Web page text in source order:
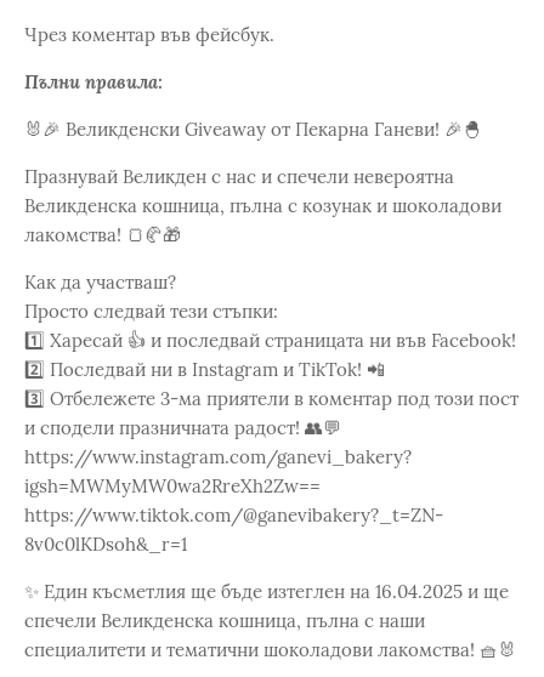
Чрез коментар във фейсбук.
Пълни правила:
🐰🎉 Великденски Giveaway от Пекарна Ганеви! 🎉🐣
Празнувай Великден с нас и спечели невероятна
Великденска кошница, пълна с козунак и шоколадови
лакомства! 🍞🥐🎁
Как да участваш?
Просто следвай тези стъпки:
1️⃣ Харесай 👍 и последвай страницата ни във Facebook!
2️⃣ Последвай ни в Instagram и TikTok! 📲
3️⃣ Отбележете 3-ма приятели в коментар под този пост
и сподели празничната радост! 👥💬
https://www.instagram.com/ganevi_bakery?
igsh=MWMyMW0wa2RreXh2Zw==
https://www.tiktok.com/@ganevibakery?_t=ZN-
8v0c0lKDsoh&_r=1
✨ Един късметлия ще бъде изтеглен на 16.04.2025 и ще
спечели Великденска кошница, пълна с наши
специалитети и тематични шоколадови лакомства! 🧺🐰